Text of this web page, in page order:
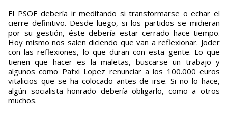
El PSOE debería ir meditando si transformarse o echar el
cierre definitivo. Desde luego, si los partidos se midieran
por su gestión, éste debería estar cerrado hace tiempo.
Hoy mismo nos salen diciendo que van a reflexionar. Joder
con las reflexiones, lo que duran con esta gente. Lo que
tienen que hacer es la maletas, buscarse un trabajo y
algunos como Patxi Lopez renunciar a los 100.000 euros
vitalicios que se ha colocado antes de irse. Si no lo hace,
algún socialista honrado debería obligarlo, como a otros
muchos.